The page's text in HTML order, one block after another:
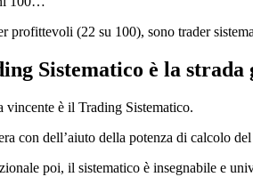
profittevoli (22 su 100), sono trader
Sistematico è la strada
vincente è il Trading Sistematico.
con dell’aiuto della potenza di calcolo
poi, il sistematico è insegnabile e